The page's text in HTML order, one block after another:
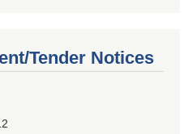
Tender Notices